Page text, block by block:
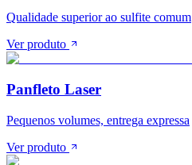
Qualidade superior ao sulfite comum
Ver produto
Panfleto Laser
Pequenos volumes, entrega expressa
Ver produto